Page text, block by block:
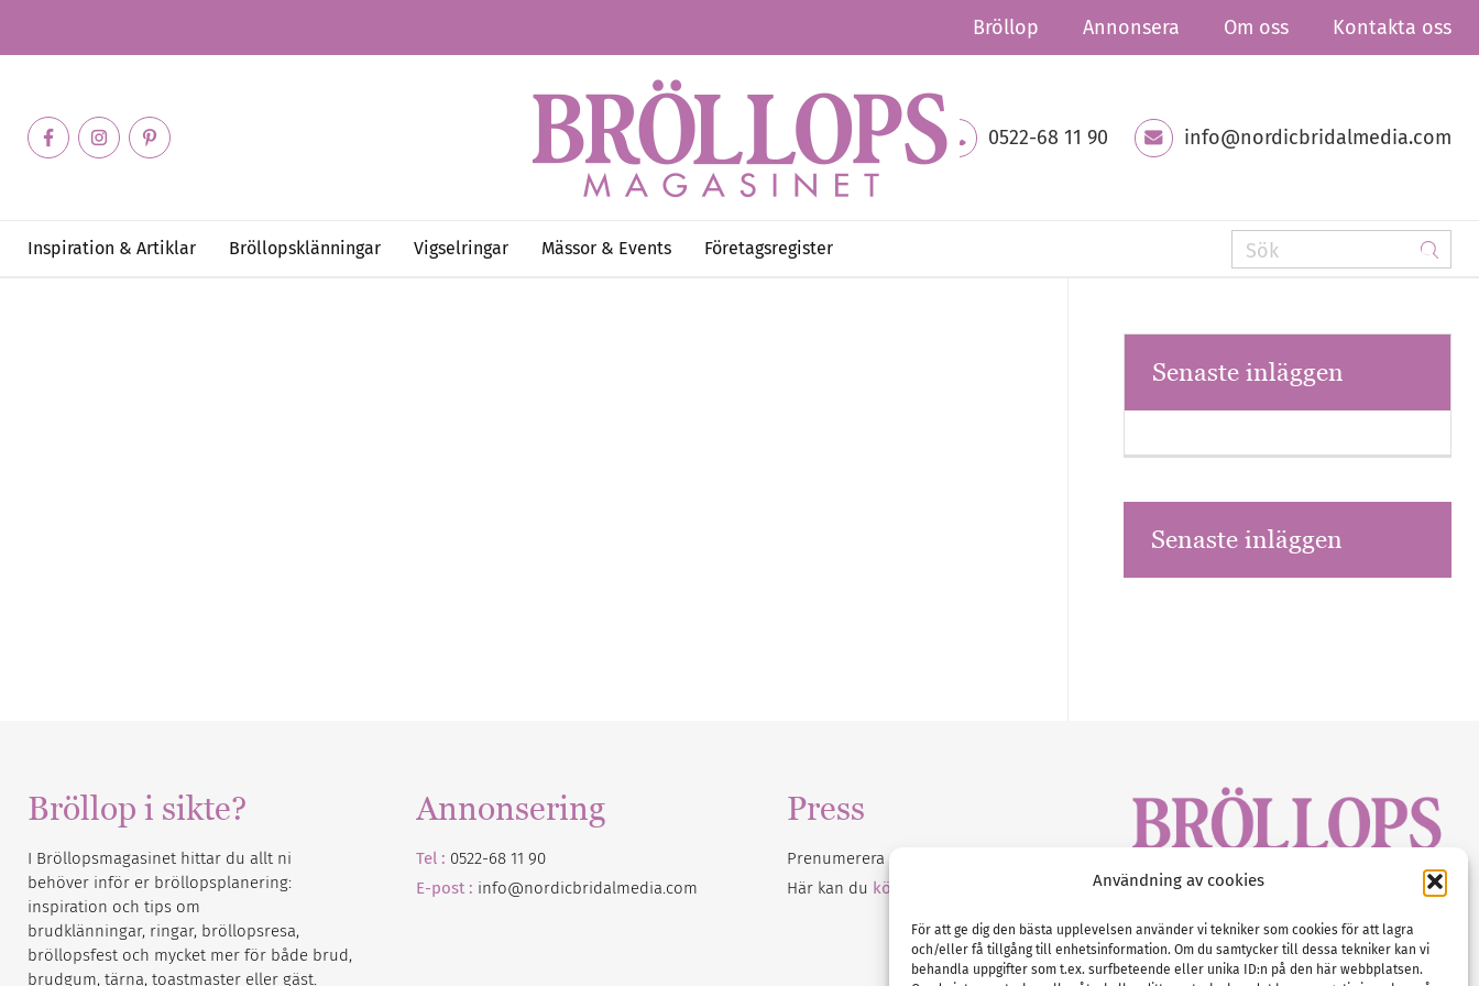
Användning av cookies
För att ge dig den bästa upplevelsen använder vi tekniker som cookies för att lagra
och/eller få tillgång till enhetsinformation. Om du samtycker till dessa tekniker kan vi
behandla uppgifter som t.ex. surfbeteende eller unika ID:n på den här webbplatsen.
Bröllop Annonsera Om oss Kontakta oss
0522-68 11 90 info@nordicbridalmedia.com
Inspiration & Artiklar Bröllopsklänningar Vigselringar Mässor & Events Företagsregister
Senaste inläggen
Senaste inläggen
Bröllop i sikte?
I Bröllopsmagasinet hittar du allt ni
behöver inför er bröllopsplanering:
inspiration och tips om
brudklänningar, ringar, bröllopsresa,
bröllopsfest och mycket mer för både brud,
brudgum, tärna, toastmaster eller gäst.
Annonsering
Tel : 0522-68 11 90
E-post : info@nordicbridalmedia.com
Press
Prenumerera på vårt
Här kan du köpa Bröllopsmagasinet
Tel :0522-68 11 90
E-post:info@nordicbridalmedia.com